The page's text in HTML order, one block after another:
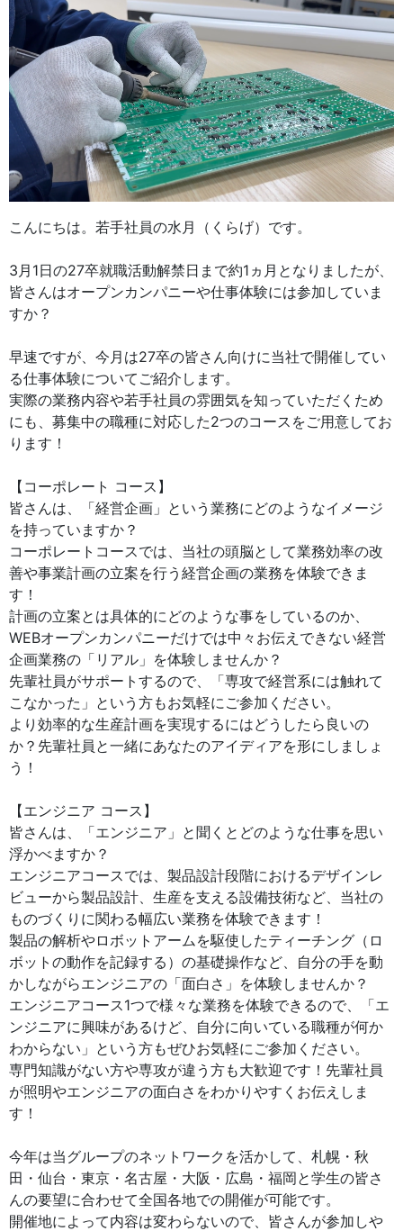
こんにちは。若手社員の水月（くらげ）です。
3月1日の27卒就職活動解禁日まで約1ヵ月となりましたが、
皆さんはオープンカンパニーや仕事体験には参加していま
すか？
早速ですが、今月は27卒の皆さん向けに当社で開催してい
る仕事体験についてご紹介します。
実際の業務内容や若手社員の雰囲気を知っていただくため
にも、募集中の職種に対応した2つのコースをご用意してお
ります！
【コーポレート コース】
皆さんは、「経営企画」という業務にどのようなイメージ
を持っていますか？
コーポレートコースでは、当社の頭脳として業務効率の改
善や事業計画の立案を行う経営企画の業務を体験できま
す！
計画の立案とは具体的にどのような事をしているのか、
WEBオープンカンパニーだけでは中々お伝えできない経営
企画業務の「リアル」を体験しませんか？
先輩社員がサポートするので、「専攻で経営系には触れて
こなかった」という方もお気軽にご参加ください。
より効率的な生産計画を実現するにはどうしたら良いの
か？先輩社員と一緒にあなたのアイディアを形にしましょ
う！
【エンジニア コース】
皆さんは、「エンジニア」と聞くとどのような仕事を思い
浮かべますか？
エンジニアコースでは、製品設計段階におけるデザインレ
ビューから製品設計、生産を支える設備技術など、当社の
ものづくりに関わる幅広い業務を体験できます！
製品の解析やロボットアームを駆使したティーチング（ロ
ボットの動作を記録する）の基礎操作など、自分の手を動
かしながらエンジニアの「面白さ」を体験しませんか？
エンジニアコース1つで様々な業務を体験できるので、「エ
ンジニアに興味があるけど、自分に向いている職種が何か
わからない」という方もぜひお気軽にご参加ください。
専門知識がない方や専攻が違う方も大歓迎です！先輩社員
が照明やエンジニアの面白さをわかりやすくお伝えしま
す！
今年は当グループのネットワークを活かして、札幌・秋
田・仙台・東京・名古屋・大阪・広島・福岡と学生の皆さ
んの要望に合わせて全国各地での開催が可能です。
開催地によって内容は変わらないので、皆さんが参加しや